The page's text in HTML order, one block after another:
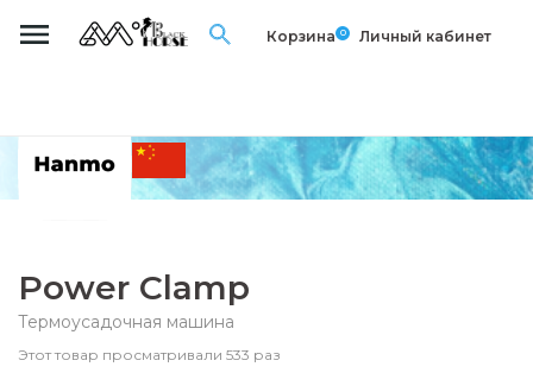
Корзина 0 Личный кабинет
Power Clamp
Термоусадочная машина
Этот товар просматривали 533 раз